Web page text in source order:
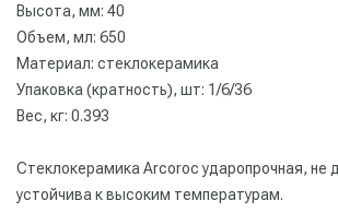
Высота, мм: 40
Объем, мл: 650
Материал: стеклокерамика
Упаковка (кратность), шт: 1/6/36
Вес, кг: 0.393
Стеклокерамика Arcoroc ударопрочная, не
устойчива к высоким температурам.